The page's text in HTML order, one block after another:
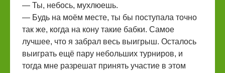
— Ты, небось, мухлюешь.
— Будь на моём месте, ты бы поступала точно
так же, когда на кону такие бабки. Самое
лучшее, что я забрал весь выигрыш. Осталось
выиграть ещё пару небольших турниров, и
тогда мне разрешат принять участие в этом